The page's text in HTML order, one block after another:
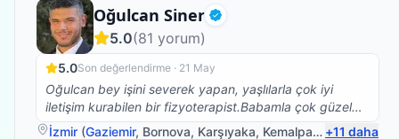
Oğulcan Siner Doğrulanmış
Fizyoterapist
5.0(81 yorum)
5.0Son değerlendirme · 21 May
Oğulcan bey işini severek yapan, yaşlılarla çok iyi
iletişim kurabilen bir fizyoterapist.Babamla çok güzel
ilgilendi.Kendisine çok teşekkür ederim.☺️
İzmir (Gaziemir, Bornova, Karşıyaka, Kemalpaşa )
+11 daha